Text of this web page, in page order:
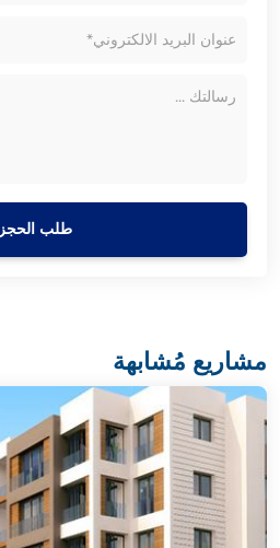
طلب الحجز
مشاريع مُشابهة